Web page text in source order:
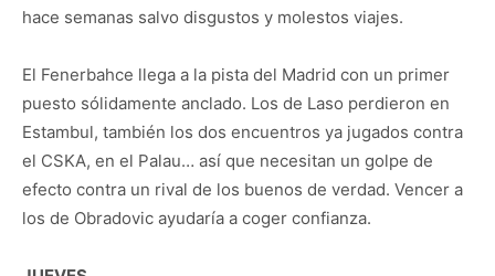
hace semanas salvo disgustos y molestos viajes.
El Fenerbahce llega a la pista del Madrid con un primer
puesto sólidamente anclado. Los de Laso perdieron en
Estambul, también los dos encuentros ya jugados contra
el CSKA, en el Palau… así que necesitan un golpe de
efecto contra un rival de los buenos de verdad. Vencer a
los de Obradovic ayudaría a coger confianza.